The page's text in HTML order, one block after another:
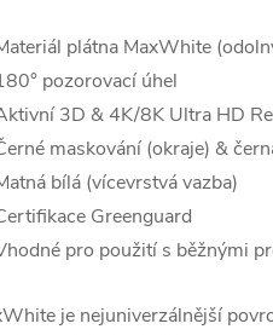
plátna MaxWhite
pozorovací úhel
3D & 4K/8K Ultra HD
maskování (okraje) &
bílá (vícevrstvá vazba)
Greenguard
pro použití s běžnými
je nejuniverzálnější